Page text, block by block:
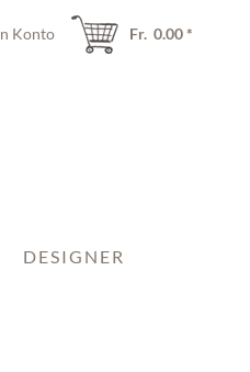
Konto Fr. 0.00 *
DESIGNER